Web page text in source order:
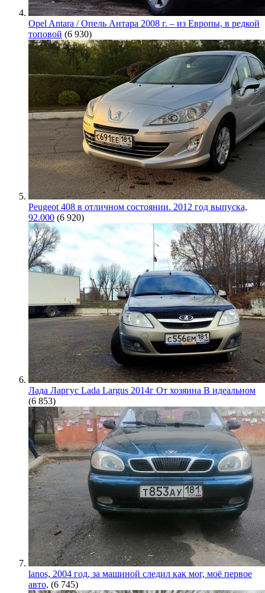
Opel Antara / Опель Антара 2008 г. – из Европы, в редкой
топовой (6 930)
Peugeot 408 в отличном состоянии. 2012 год выпуска,
92.000 (6 920)
Лада Ларгус Lada Largus 2014г От хозяина В идеальном
(6 853)
lanos, 2004 год, за машиной следил как мог, моё первое
авто, (6 745)